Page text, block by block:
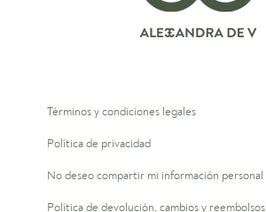
Términos y condiciones legales
Política de privacidad
No deseo compartir mi información personal
Política de devolución, cambios y reembolsos